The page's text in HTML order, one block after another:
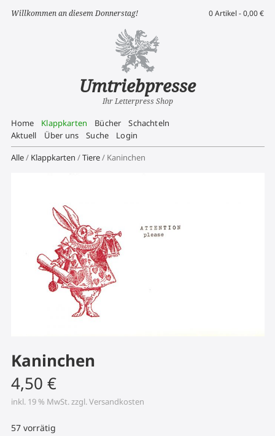
Willkommen an diesem Donnerstag!
Umtriebpresse
Ihr Letterpress Shop
0 Artikel -0,00€
Home Klappkarten Bücher
Schachteln
Aktuell
Über uns Suche
Login
Alle/ Klappkarten /Tiere/ Kaninchen
Kaninchen
4,50 €
inkl. 19 % MwSt.zzgl.Versandkosten
57 vorrätig